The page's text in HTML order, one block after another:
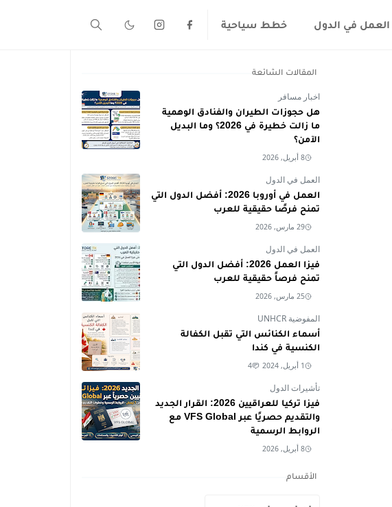
العمل في الدول خطط سياحية
المقالات الشائعة
اخبار مسافر
هل حجوزات الطيران والفنادق الوهمية
ما زالت خطيرة في 2026؟ وما البديل
الآمن؟
8 أبريل, 2026
العمل في الدول
العمل في أوروبا 2026: أفضل الدول التي
تمنح فرصًا حقيقية للعرب
29 مارس, 2026
العمل في الدول
فيزا العمل 2026: أفضل الدول التي
تمنح فرصاً حقيقية للعرب
25 مارس, 2026
المفوضية UNHCR
أسماء الكنائس التي تقبل الكفالة
الكنسية في كندا
1 أبريل, 2024 4
تأشيرات الدول
فيزا تركيا للعراقيين 2026: القرار الجديد
والتقديم حصريًا عبر VFS Global مع
الروابط الرسمية
8 أبريل, 2026
الأقسام